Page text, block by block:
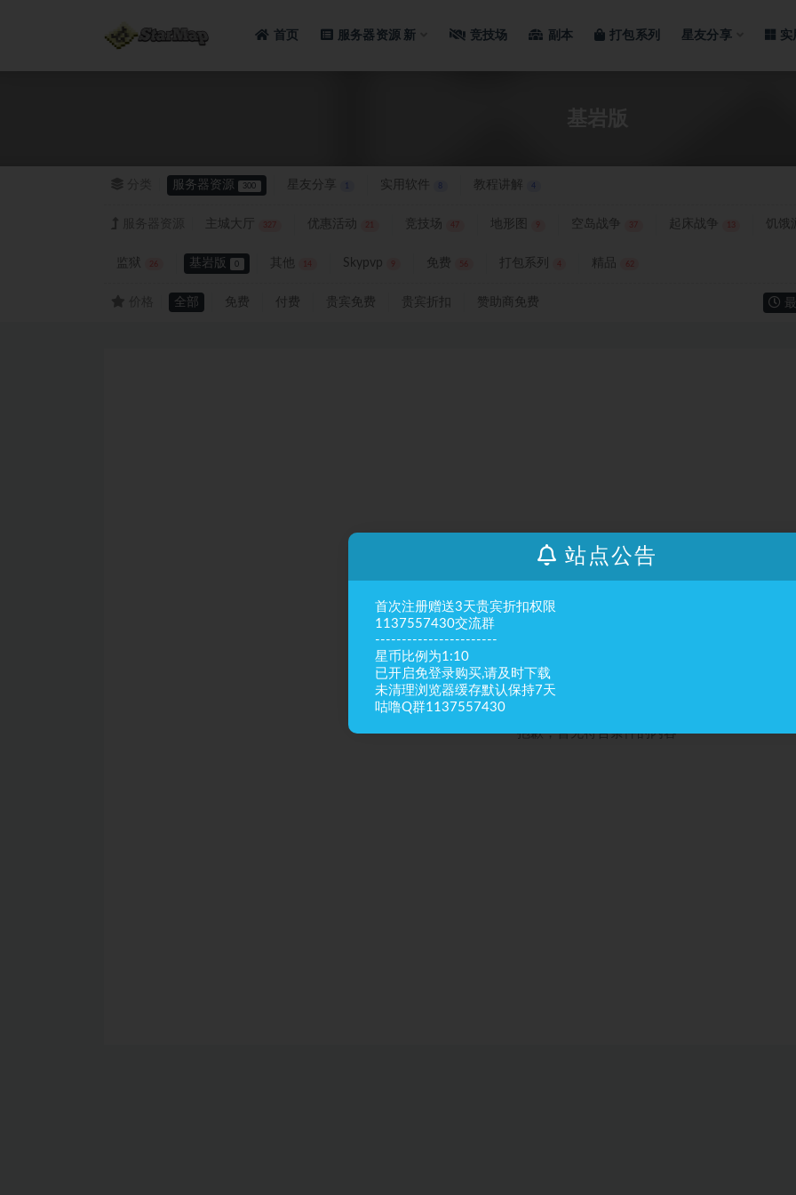
首页 服务器资源新 竞技场 副本 打包系列 星友分享 实
服务器资源 300 星友分享 实用软件 8 教程讲解
主城大厅 327 优惠活动 21 竞技场 地形图 9 空岛战争 起床战争 饥饿
监狱 26 基岩版 0 其他 Skypvp 免费 56 打包系列 精品 62
全部 免费 付费 贵宾免费 贵宾折扣 赞助商免费
抱歉，暂无符合条件的内容
站点公告
首次注册赠送3天贵宾折扣权限
1137557430交流群
-----------------------
星币比例为1:10
已开启免登录购买,请及时下载
未清理浏览器缓存默认保持7天
咕噜Q群1137557430